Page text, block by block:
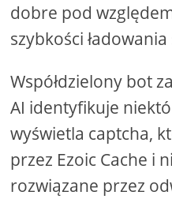
dobre pod
szybkości
Współdzielony bot
AI identyfikuje
wyświetla captcha,
przez Ezoic Cache i
rozwiązane przez